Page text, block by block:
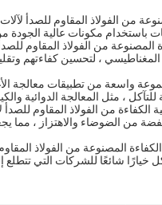
من الفولاذ المقاوم للصدأ
باستخدام مكونات عالية الجودة
المصنوعة من الفولاذ المقاوم
، لتحسين كفاءتهم
واسعة من تطبيقات معالجة
، مثل المعالجة الدوائية
من الفولاذ المقاوم
من الضوضاء والاهتزاز ، مما
المصنوعة من الفولاذ
خيارًا شائعًا للشركات التي